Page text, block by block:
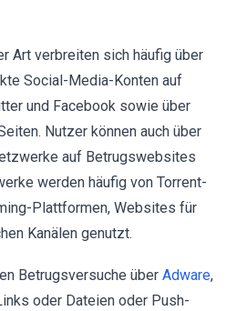
Art verbreiten sich häufig über
Social-Media-Konten auf
und Facebook sowie über
Nutzer können auch über
auf Betrugswebsites
werden häufig von Torrent-
Plattformen, Websites für
Kanälen genutzt.
Betrugsversuche über Adware,
oder Dateien oder Push-